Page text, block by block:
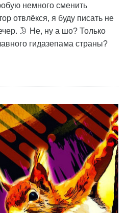
немного сменить
отвлёкся, я буду писать не
🌛 Не, ну а шо? Только
гидазепама страны?